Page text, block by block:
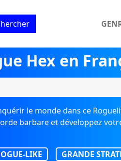
Hex en
le monde dans ce
barbare et développez
LIKE
GRANDE